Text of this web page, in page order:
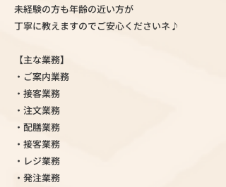
未経験の方も年齢の近い方が
丁寧に教えますのでご安心くださいネ♪
【主な業務】
・ご案内業務
・接客業務
・注文業務
・配膳業務
・接客業務
・レジ業務
・発注業務